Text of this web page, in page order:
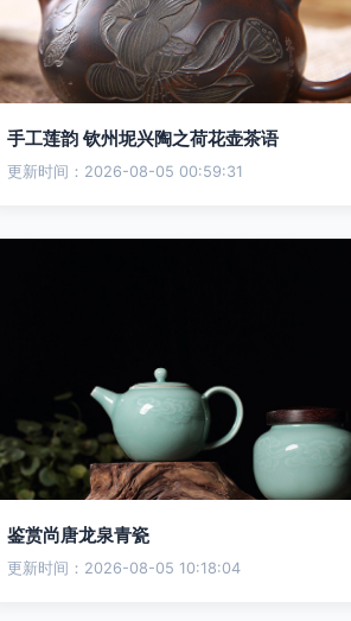
手工莲韵 钦州坭兴陶之荷花壶茶语
更新时间：2026-08-05 00:59:31
鉴赏尚唐龙泉青瓷
更新时间：2026-08-05 10:18:04